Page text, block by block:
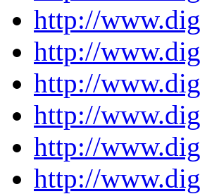
http://
http://
http://
http://
http://
http://